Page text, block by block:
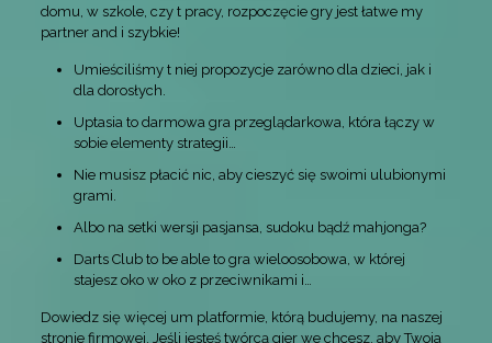
domu, w szkole, czy t pracy, rozpoczęcie gry jest łatwe my
partner and i szybkie!
Umieściliśmy t niej propozycje zarówno dla dzieci, jak i
dla dorosłych.
Uptasia to darmowa gra przeglądarkowa, która łączy w
sobie elementy strategii…
Nie musisz płacić nic, aby cieszyć się swoimi ulubionymi
grami.
Albo na setki wersji pasjansa, sudoku bądź mahjonga?
Darts Club to be able to gra wieloosobowa, w której
stajesz oko w oko z przeciwnikami i…
Dowiedz się więcej um platformie, którą budujemy, na naszej
stronie firmowej. Jeśli jesteś twórcą gier we chcesz, aby Twoja